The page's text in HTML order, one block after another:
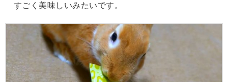
すごく美味しいみたいです。